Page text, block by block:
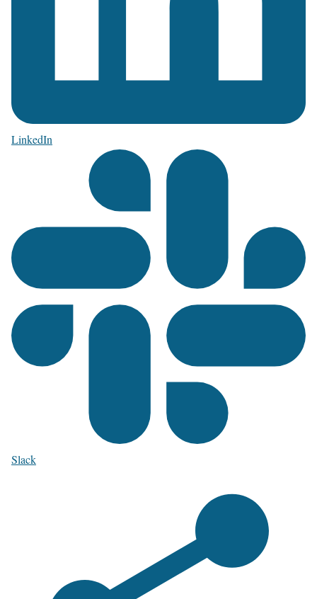
LinkedIn
Slack